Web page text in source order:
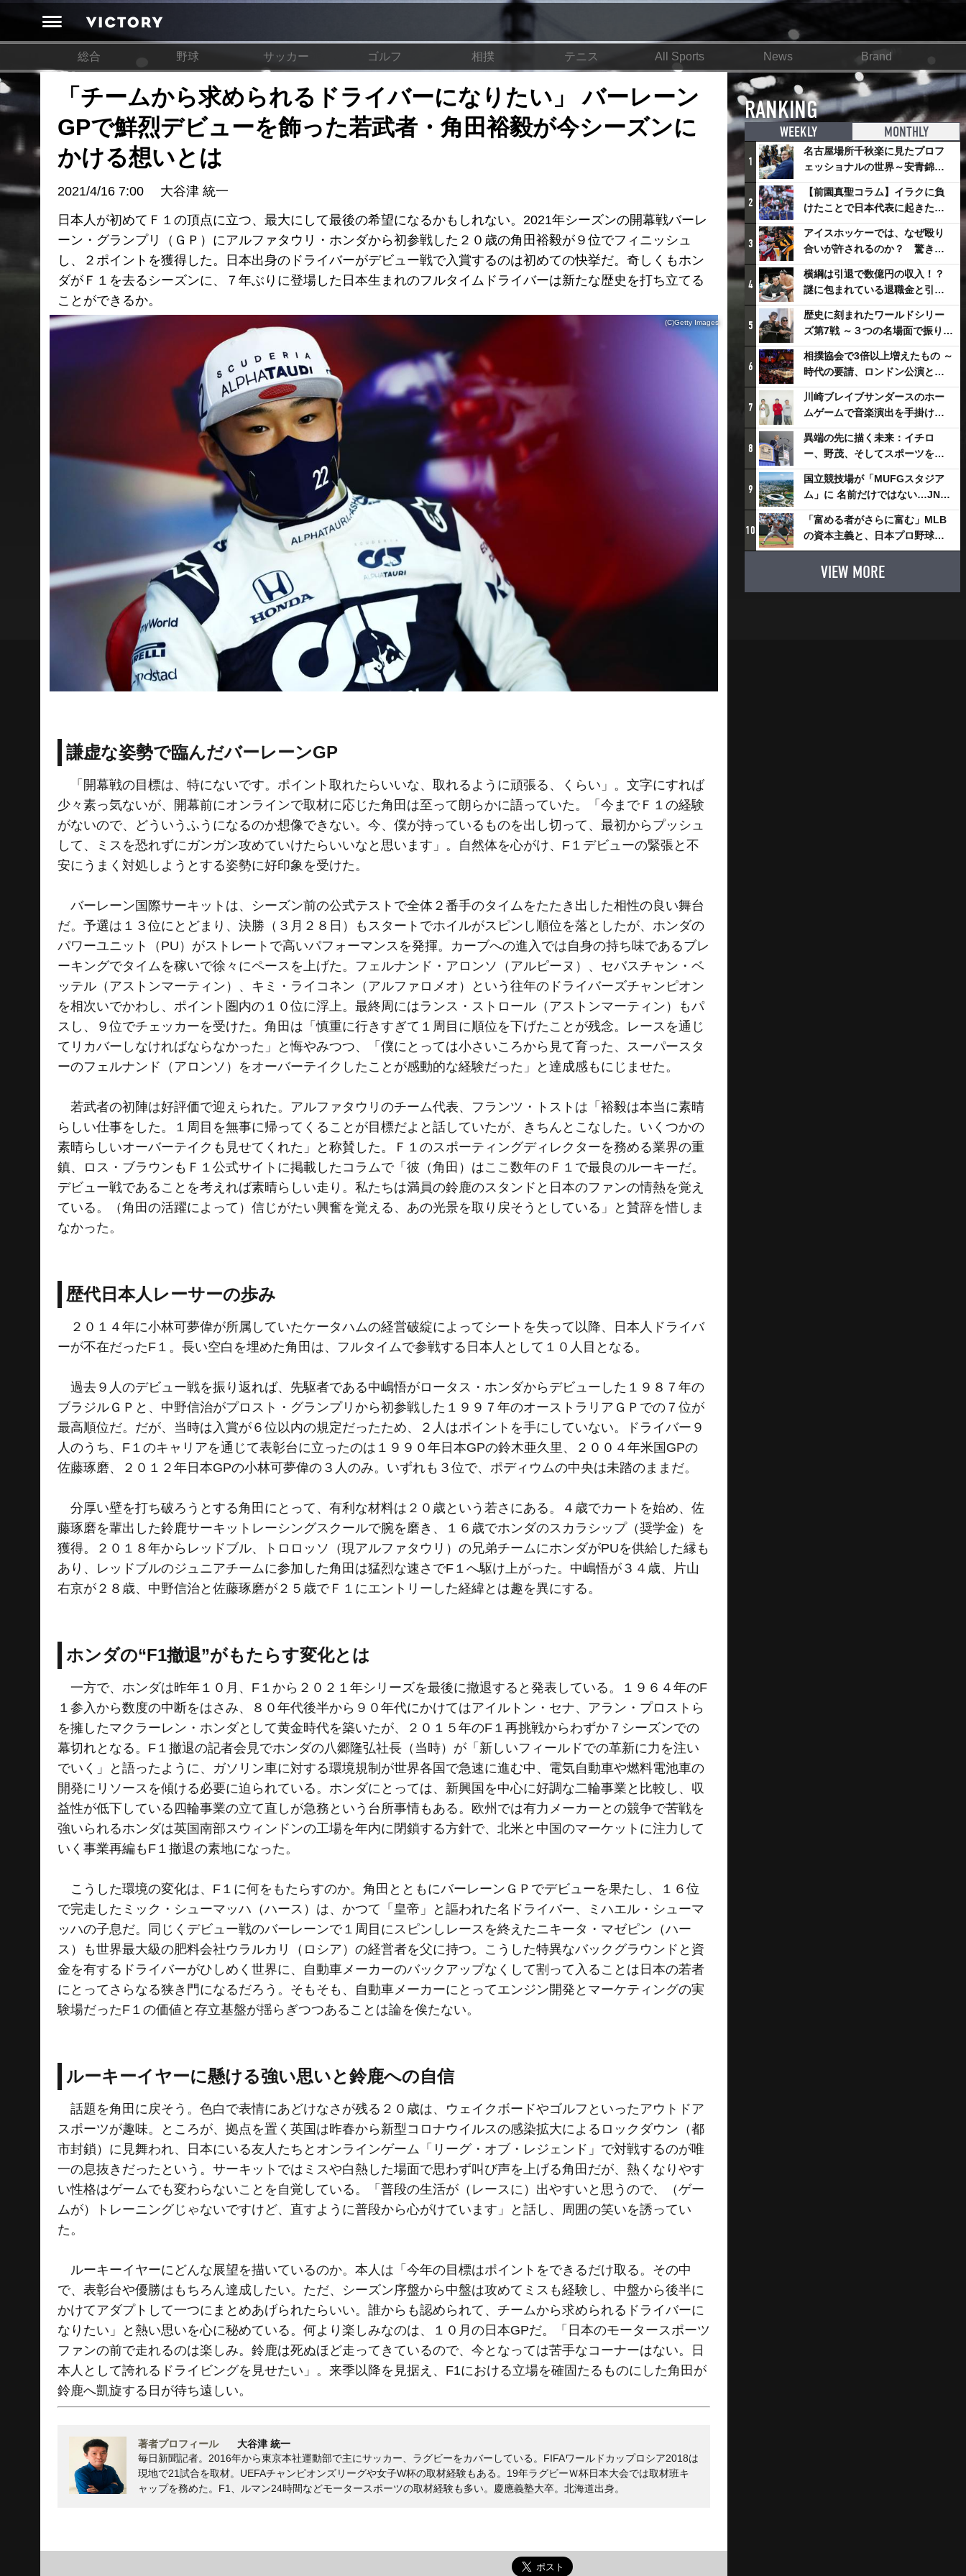
総合 野球 サッカー ゴルフ 相撲 テニス All Sports News Brand
「チームから求められるドライバーになりたい」 バーレーン
GPで鮮烈デビューを飾った若武者・角田裕毅が今シーズンに
かける想いとは
2021/4/16 7:00
大谷津 統一
日本人が初めてＦ１の頂点に立つ、最大にして最後の希望になるかもしれない。2021年シーズンの開幕戦バーレ
ーン・グランプリ（ＧＰ）にアルファタウリ・ホンダから初参戦した２０歳の角田裕毅が９位でフィニッシュ
し、２ポイントを獲得した。日本出身のドライバーがデビュー戦で入賞するのは初めての快挙だ。奇しくもホン
ダがＦ１を去るシーズンに、７年ぶりに登場した日本生まれのフルタイムドライバーは新たな歴史を打ち立てる
ことができるか。
(C)Getty Images
謙虚な姿勢で臨んだバーレーンGP
「開幕戦の目標は、特にないです。ポイント取れたらいいな、取れるように頑張る、くらい」。文字にすれば
少々素っ気ないが、開幕前にオンラインで取材に応じた角田は至って朗らかに語っていた。「今までＦ１の経験
がないので、どういうふうになるのか想像できない。今、僕が持っているものを出し切って、最初からプッシュ
して、ミスを恐れずにガンガン攻めていけたらいいなと思います」。自然体を心がけ、F１デビューの緊張と不
安にうまく対処しようとする姿勢に好印象を受けた。
バーレーン国際サーキットは、シーズン前の公式テストで全体２番手のタイムをたたき出した相性の良い舞台
だ。予選は１３位にとどまり、決勝（３月２８日）もスタートでホイルがスピンし順位を落としたが、ホンダの
パワーユニット（PU）がストレートで高いパフォーマンスを発揮。カーブへの進入では自身の持ち味であるブレ
ーキングでタイムを稼いで徐々にペースを上げた。フェルナンド・アロンソ（アルピーヌ）、セバスチャン・ベ
ッテル（アストンマーティン）、キミ・ライコネン（アルファロメオ）という往年のドライバーズチャンピオン
を相次いでかわし、ポイント圏内の１０位に浮上。最終周にはランス・ストロール（アストンマーティン）もパ
スし、９位でチェッカーを受けた。角田は「慎重に行きすぎて１周目に順位を下げたことが残念。レースを通じ
てリカバーしなければならなかった」と悔やみつつ、「僕にとっては小さいころから見て育った、スーパースタ
ーのフェルナンド（アロンソ）をオーバーテイクしたことが感動的な経験だった」と達成感もにじませた。
若武者の初陣は好評価で迎えられた。アルファタウリのチーム代表、フランツ・トストは「裕毅は本当に素晴
らしい仕事をした。１周目を無事に帰ってくることが目標だよと話していたが、きちんとこなした。いくつかの
素晴らしいオーバーテイクも見せてくれた」と称賛した。Ｆ１のスポーティングディレクターを務める業界の重
鎮、ロス・ブラウンもＦ１公式サイトに掲載したコラムで「彼（角田）はここ数年のＦ１で最良のルーキーだ。
デビュー戦であることを考えれば素晴らしい走り。私たちは満員の鈴鹿のスタンドと日本のファンの情熱を覚え
ている。（角田の活躍によって）信じがたい興奮を覚える、あの光景を取り戻そうとしている」と賛辞を惜しま
なかった。
歴代日本人レーサーの歩み
２０１４年に小林可夢偉が所属していたケータハムの経営破綻によってシートを失って以降、日本人ドライバ
ーが不在だったF１。長い空白を埋めた角田は、フルタイムで参戦する日本人として１０人目となる。
過去９人のデビュー戦を振り返れば、先駆者である中嶋悟がロータス・ホンダからデビューした１９８７年の
ブラジルＧＰと、中野信治がプロスト・グランプリから初参戦した１９９７年のオーストラリアＧＰでの７位が
最高順位だ。だが、当時は入賞が６位以内の規定だったため、２人はポイントを手にしていない。ドライバー９
人のうち、F１のキャリアを通じて表彰台に立ったのは１９９０年日本GPの鈴木亜久里、２００４年米国GPの
佐藤琢磨、２０１２年日本GPの小林可夢偉の３人のみ。いずれも３位で、ポディウムの中央は未踏のままだ。
分厚い壁を打ち破ろうとする角田にとって、有利な材料は２０歳という若さにある。４歳でカートを始め、佐
藤琢磨を輩出した鈴鹿サーキットレーシングスクールで腕を磨き、１６歳でホンダのスカラシップ（奨学金）を
獲得。２０１８年からレッドブル、トロロッソ（現アルファタウリ）の兄弟チームにホンダがPUを供給した縁も
あり、レッドブルのジュニアチームに参加した角田は猛烈な速さでF１へ駆け上がった。中嶋悟が３４歳、片山
右京が２８歳、中野信治と佐藤琢磨が２５歳でＦ１にエントリーした経緯とは趣を異にする。
ホンダの“F1撤退”がもたらす変化とは
一方で、ホンダは昨年１０月、F１から２０２１年シリーズを最後に撤退すると発表している。１９６４年のF
１参入から数度の中断をはさみ、８０年代後半から９０年代にかけてはアイルトン・セナ、アラン・プロストら
を擁したマクラーレン・ホンダとして黄金時代を築いたが、２０１５年のF１再挑戦からわずか７シーズンでの
幕切れとなる。F１撤退の記者会見でホンダの八郷隆弘社長（当時）が「新しいフィールドでの革新に力を注い
でいく」と語ったように、ガソリン車に対する環境規制が世界各国で急速に進む中、電気自動車や燃料電池車の
開発にリソースを傾ける必要に迫られている。ホンダにとっては、新興国を中心に好調な二輪事業と比較し、収
益性が低下している四輪事業の立て直しが急務という台所事情もある。欧州では有力メーカーとの競争で苦戦を
強いられるホンダは英国南部スウィンドンの工場を年内に閉鎖する方針で、北米と中国のマーケットに注力して
いく事業再編もF１撤退の素地になった。
こうした環境の変化は、F１に何をもたらすのか。角田とともにバーレーンＧＰでデビューを果たし、１６位
で完走したミック・シューマッハ（ハース）は、かつて「皇帝」と謳われた名ドライバー、ミハエル・シューマ
ッハの子息だ。同じくデビュー戦のバーレーンで１周目にスピンしレースを終えたニキータ・マゼピン（ハー
ス）も世界最大級の肥料会社ウラルカリ（ロシア）の経営者を父に持つ。こうした特異なバックグラウンドと資
金を有するドライバーがひしめく世界に、自動車メーカーのバックアップなくして割って入ることは日本の若者
にとってさらなる狭き門になるだろう。そもそも、自動車メーカーにとってエンジン開発とマーケティングの実
験場だったF１の価値と存立基盤が揺らぎつつあることは論を俟たない。
ルーキーイヤーに懸ける強い思いと鈴鹿への自信
話題を角田に戻そう。色白で表情にあどけなさが残る２０歳は、ウェイクボードやゴルフといったアウトドア
スポーツが趣味。ところが、拠点を置く英国は昨春から新型コロナウイルスの感染拡大によるロックダウン（都
市封鎖）に見舞われ、日本にいる友人たちとオンラインゲーム「リーグ・オブ・レジェンド」で対戦するのが唯
一の息抜きだったという。サーキットではミスや白熱した場面で思わず叫び声を上げる角田だが、熱くなりやす
い性格はゲームでも変わらないことを自覚している。「普段の生活が（レースに）出やすいと思うので、（ゲー
ムが）トレーニングじゃないですけど、直すように普段から心がけています」と話し、周囲の笑いを誘ってい
た。
ルーキーイヤーにどんな展望を描いているのか。本人は「今年の目標はポイントをできるだけ取る。その中
で、表彰台や優勝はもちろん達成したい。ただ、シーズン序盤から中盤は攻めてミスも経験し、中盤から後半に
かけてアダプトして一つにまとめあげられたらいい。誰からも認められて、チームから求められるドライバーに
なりたい」と熱い思いを心に秘めている。何より楽しみなのは、１０月の日本GPだ。「日本のモータースポーツ
ファンの前で走れるのは楽しみ。鈴鹿は死ぬほど走ってきているので、今となっては苦手なコーナーはない。日
本人として誇れるドライビングを見せたい」。来季以降を見据え、F1における立場を確固たるものにした角田が
鈴鹿へ凱旋する日が待ち遠しい。
著者プロフィール
大谷津 統一
毎日新聞記者。2016年から東京本社運動部で主にサッカー、ラグビーをカバーしている。FIFAワールドカップロシア2018は
現地で21試合を取材。UEFAチャンピオンズリーグや女子W杯の取材経験もある。19年ラグビーＷ杯日本大会では取材班キ
ャップを務めた。F1、ルマン24時間などモータースポーツの取材経験も多い。慶應義塾大卒。北海道出身。
RANKING
WEEKLY MONTHLY
1
名古屋場所千秋楽に見たプロフ
ェッショナルの世界～安青錦の
優勝を巡るさまざまなドラマ
2
【前園真聖コラム】イラクに負
けたことで日本代表に起きたプ
ラスとは
3
アイスホッケーでは、なぜ殴り
合いが許されるのか？ 驚きの
「ファイティング」ルールにつ
いて
4
横綱は引退で数億円の収入！？
謎に包まれている退職金と引退
相撲興行
5
歴史に刻まれたワールドシリー
ズ第7戦 ～３つの名場面で振り返
る～
6
相撲協会で3倍以上増えたもの ～
時代の要請、ロンドン公演と古
式大相撲
7
川崎ブレイブサンダースのホー
ムゲームで音楽演出を手掛ける
スチャダラパーが川崎新！アリ
ーナシティ・プロジェクトを語
る 「楽しみでしかないでしょ。
川崎は、ずっと成長曲線だか
ら」
8
異端の先に描く未来：イチロ
ー、野茂、そしてスポーツを支
える科学界の挑戦
9
国立競技場が「MUFGスタジア
ム」に 名前だけではない…JNSE
とMUFGが“共創”し描く地域活
性化・社会価値創造の近未来図
とは
10
「富める者がさらに富む」MLB
の資本主義と、日本プロ野球が
踏み出せない一歩
VIEW MORE